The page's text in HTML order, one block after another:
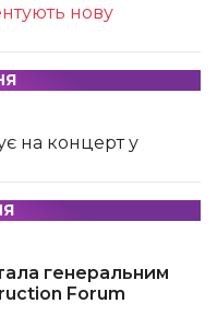
нову
на концерт у
генеральним
Forum